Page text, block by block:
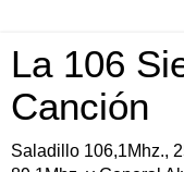
La 106
Canción
Saladillo 106,1Mhz.,